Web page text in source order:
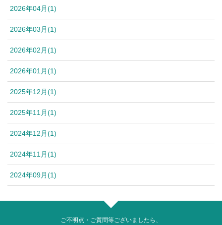
2026年04月(1)
2026年03月(1)
2026年02月(1)
2026年01月(1)
2025年12月(1)
2025年11月(1)
2024年12月(1)
2024年11月(1)
2024年09月(1)
ご不明点・ご質問等ございましたら、